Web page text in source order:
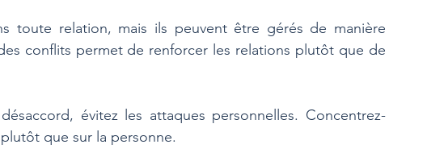
toute relation, mais ils peuvent être gérés de manière
conflits permet de renforcer les relations plutôt que de
évitez les attaques personnelles. Concentrez-
que sur la personne.